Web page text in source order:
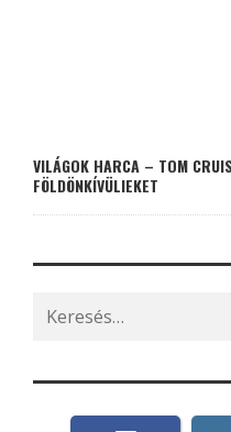
VILÁGOK HARCA – TOM
FÖLDÖNKÍVÜLIEKET
Search
for: